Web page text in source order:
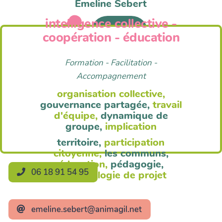
Anim'Agil
Emeline Sebert
intelligence collective -
coopération - éducation
Formation - Facilitation -
Accompagnement
organisation collective,
gouvernance partagée, travail
d'équipe, dynamique de
groupe, implication
territoire, participation
citoyenne, les communs,
éducation, pédagogie,
méthodologie de projet
06 18 91 54 95
emeline.sebert@animagil.net